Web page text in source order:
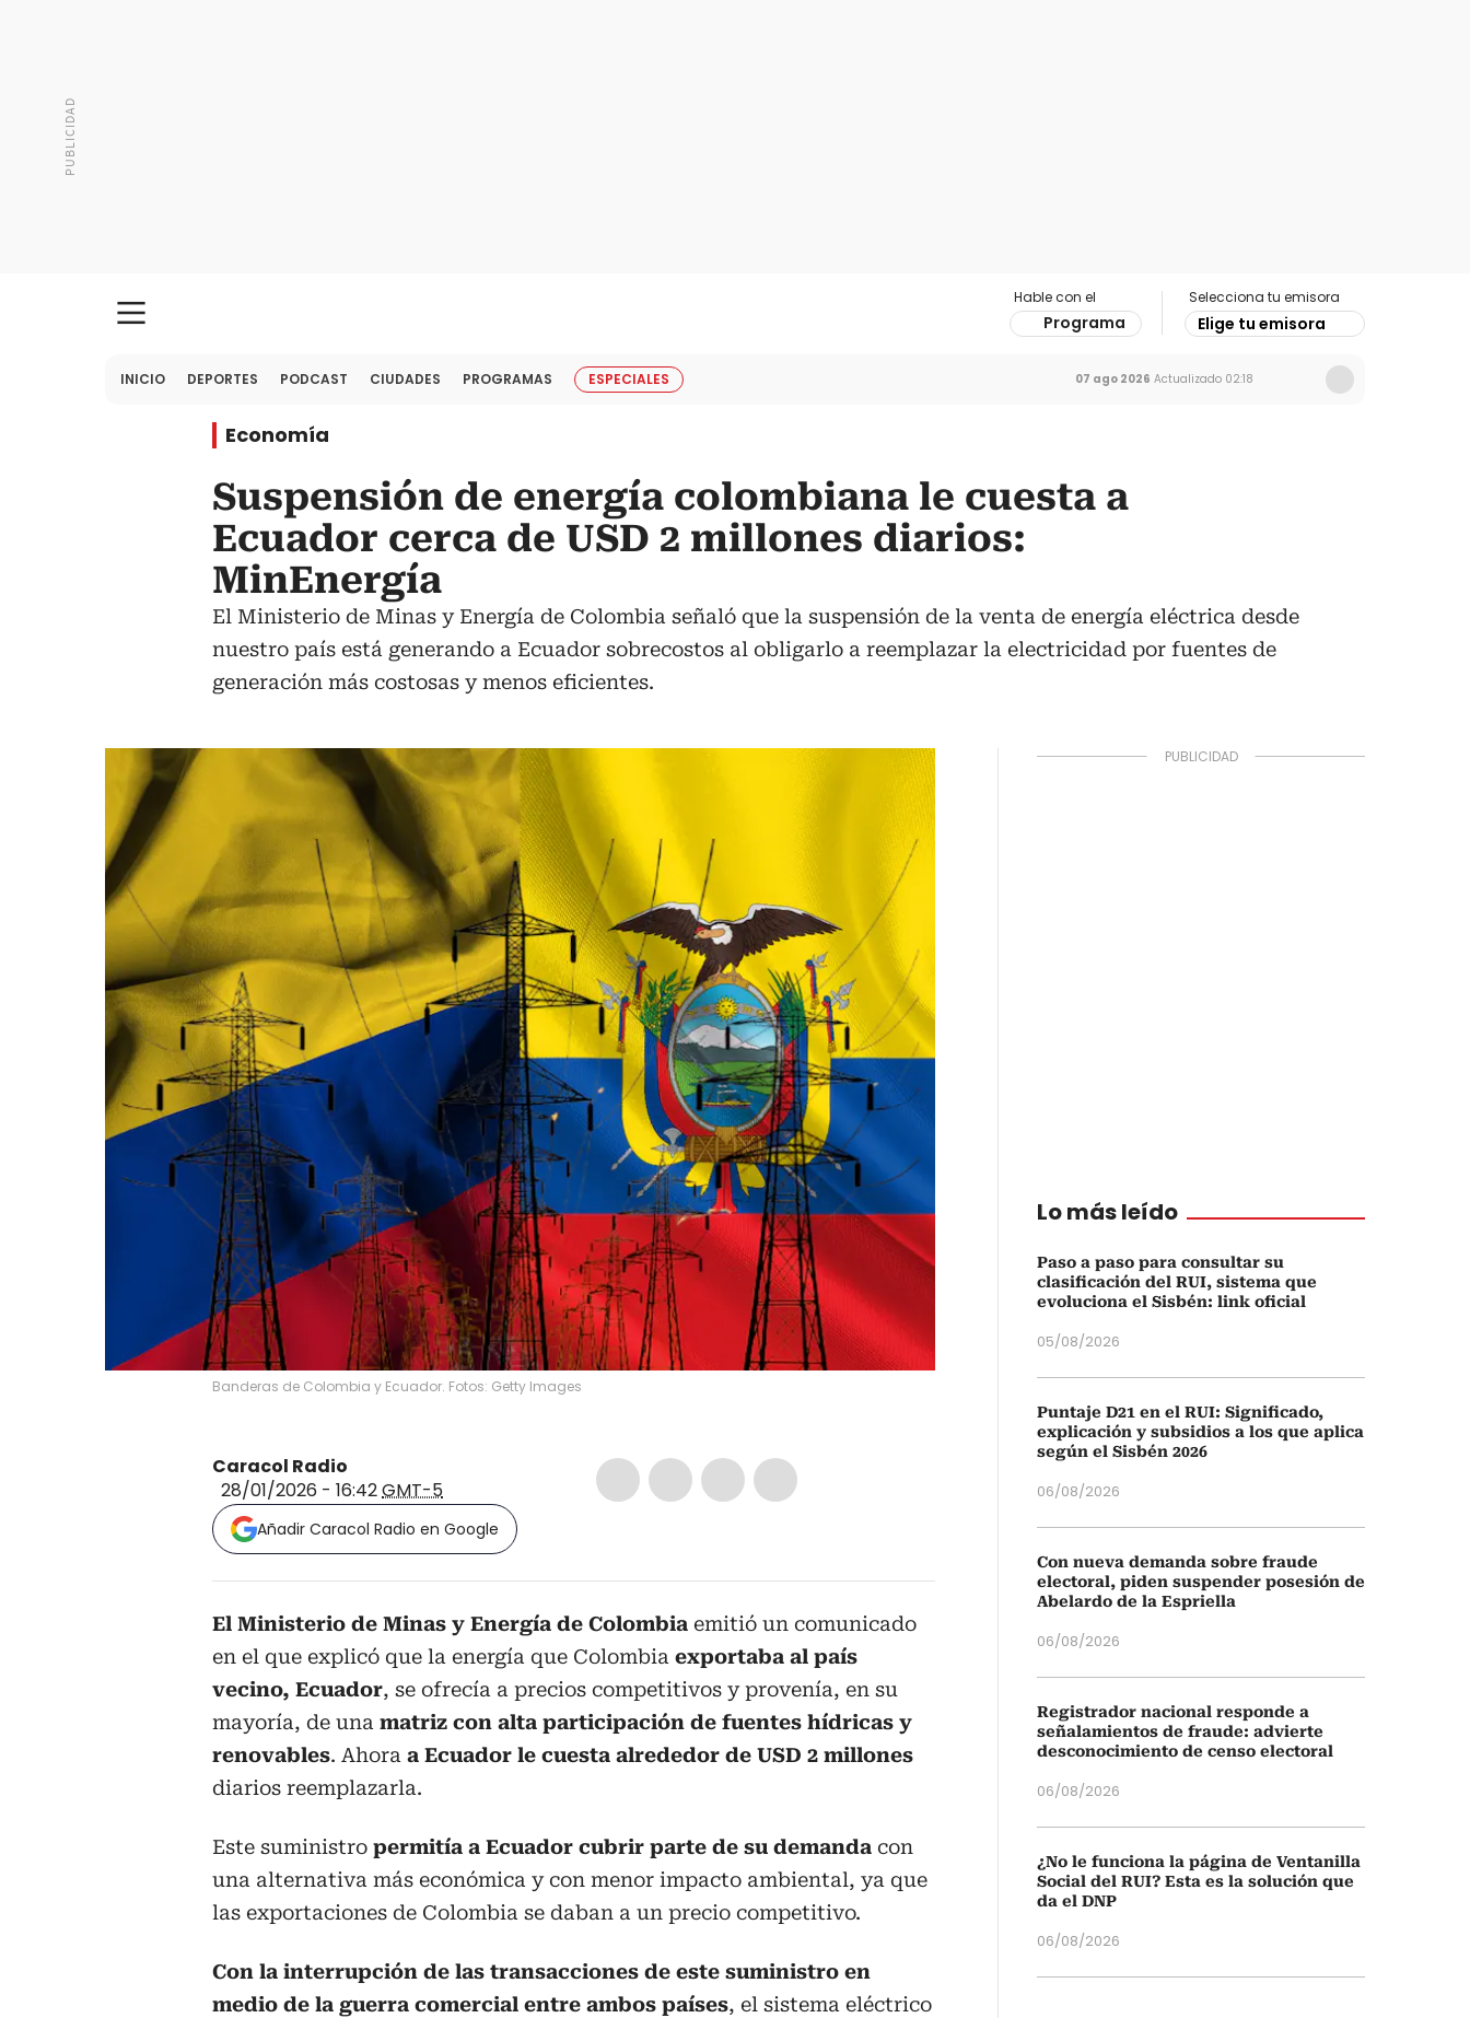
Hable con el
Programa
Selecciona tu emisora
Elige tu emisora
INICIO DEPORTES PODCAST CIUDADES PROGRAMAS ESPECIALES 07 ago 2026 Actualizado 02:18
Economía
Suspensión de energía colombiana le cuesta a
Ecuador cerca de USD 2 millones diarios:
MinEnergía
El Ministerio de Minas y Energía de Colombia señaló que la suspensión de la venta de energía eléctrica desde
nuestro país está generando a Ecuador sobrecostos al obligarlo a reemplazar la electricidad por fuentes de
generación más costosas y menos eficientes.
Banderas de Colombia y Ecuador. Fotos: Getty Images
Caracol Radio
28/01/2026 - 16:42GMT-5
Añadir Caracol Radio en Google
El Ministerio de Minas y Energía de Colombia emitió un comunicado
en el que explicó que la energía que Colombia exportaba al país
vecino, Ecuador, se ofrecía a precios competitivos y provenía, en su
mayoría, de una matriz con alta participación de fuentes hídricas y
renovables. Ahora a Ecuador le cuesta alrededor de USD 2 millones
diarios reemplazarla.
Este suministro permitía a Ecuador cubrir parte de su demanda con
una alternativa más económica y con menor impacto ambiental, ya que
las exportaciones de Colombia se daban a un precio competitivo.
Con la interrupción de las transacciones de este suministro en
medio de la guerra comercial entre ambos países, el sistema eléctrico
Lo más leído
Paso a paso para consultar su
clasificación del RUI, sistema que
evoluciona el Sisbén: link oficial
05/08/2026
Puntaje D21 en el RUI: Significado,
explicación y subsidios a los que aplica
según el Sisbén 2026
06/08/2026
Con nueva demanda sobre fraude
electoral, piden suspender posesión de
Abelardo de la Espriella
06/08/2026
Registrador nacional responde a
señalamientos de fraude: advierte
desconocimiento de censo electoral
06/08/2026
¿No le funciona la página de Ventanilla
Social del RUI? Esta es la solución que
da el DNP
06/08/2026